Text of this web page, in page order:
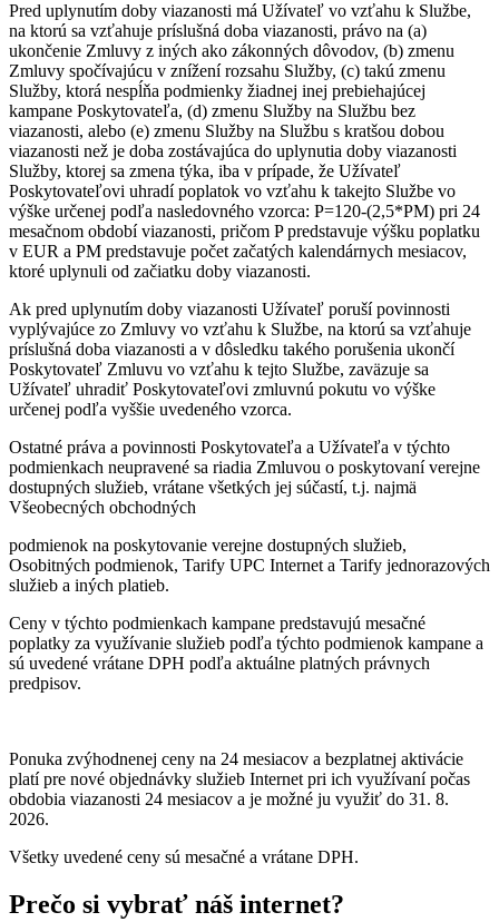
Pred uplynutím doby viazanosti má Užívateľ vo vzťahu k Službe,
na ktorú sa vzťahuje príslušná doba viazanosti, právo na (a)
ukončenie Zmluvy z iných ako zákonných dôvodov, (b) zmenu
Zmluvy spočívajúcu v znížení rozsahu Služby, (c) takú zmenu
Služby, ktorá nespĺňa podmienky žiadnej inej prebiehajúcej
kampane Poskytovateľa, (d) zmenu Služby na Službu bez
viazanosti, alebo (e) zmenu Služby na Službu s kratšou dobou
viazanosti než je doba zostávajúca do uplynutia doby viazanosti
Služby, ktorej sa zmena týka, iba v prípade, že Užívateľ
Poskytovateľovi uhradí poplatok vo vzťahu k takejto Službe vo
výške určenej podľa nasledovného vzorca: P=120-(2,5*PM) pri 24
mesačnom období viazanosti, pričom P predstavuje výšku poplatku
v EUR a PM predstavuje počet začatých kalendárnych mesiacov,
ktoré uplynuli od začiatku doby viazanosti.
Ak pred uplynutím doby viazanosti Užívateľ poruší povinnosti
vyplývajúce zo Zmluvy vo vzťahu k Službe, na ktorú sa vzťahuje
príslušná doba viazanosti a v dôsledku takého porušenia ukončí
Poskytovateľ Zmluvu vo vzťahu k tejto Službe, zaväzuje sa
Užívateľ uhradiť Poskytovateľovi zmluvnú pokutu vo výške
určenej podľa vyššie uvedeného vzorca.
Ostatné práva a povinnosti Poskytovateľa a Užívateľa v týchto
podmienkach neupravené sa riadia Zmluvou o poskytovaní verejne
dostupných služieb, vrátane všetkých jej súčastí, t.j. najmä
Všeobecných obchodných
podmienok na poskytovanie verejne dostupných služieb,
Osobitných podmienok, Tarify UPC Internet a Tarify jednorazových
služieb a iných platieb.
Ceny v týchto podmienkach kampane predstavujú mesačné
poplatky za využívanie služieb podľa týchto podmienok kampane a
sú uvedené vrátane DPH podľa aktuálne platných právnych
predpisov.
Ponuka zvýhodnenej ceny na 24 mesiacov a bezplatnej aktivácie
platípre nové objednávky služieb Internet pri ich využívaní počas
obdobia viazanosti 24 mesiacov a je možné ju využiť do 31. 8.
2026.
Všetky uvedené ceny sú mesačné a vrátane DPH.
Prečo si vybrať náš internet?